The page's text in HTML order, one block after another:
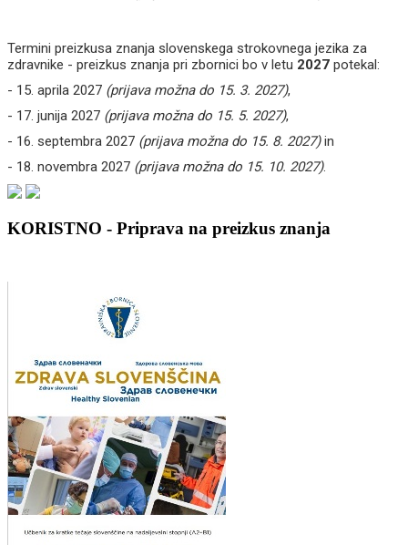
Termini preizkusa znanja slovenskega strokovnega jezika za
zdravnike - preizkus znanja pri zbornici bo v letu 2027 potekal:
- 15. aprila 2027 (prijava možna do 15. 3. 2027),
- 17. junija 2027 (prijava možna do 15. 5. 2027),
- 16. septembra 2027 (prijava možna do 15. 8. 2027)in
- 18. novembra 2027 (prijava možna do 15. 10. 2027).
KORISTNO - Priprava na preizkus znanja